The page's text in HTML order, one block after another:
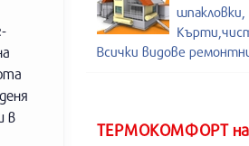
в
шпакловки,
Всички видове
ТЕРМОКОМФОРТ на